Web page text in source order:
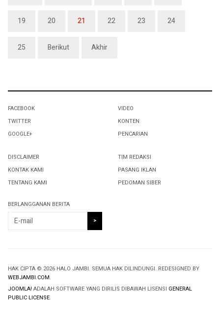
19 20 21 22 23 24
25 Berikut Akhir
FACEBOOK
TWITTER
GOOGLE+
VIDEO
KONTEN
PENCARIAN
DISCLAIMER
KONTAK KAMI
TENTANG KAMI
TIM REDAKSI
PASANG IKLAN
PEDOMAN SIBER
BERLANGGANAN BERITA
HAK CIPTA © 2026 HALO JAMBI. SEMUA HAK DILINDUNGI. REDESIGNED BY
WEBJAMBI.COM.
JOOMLA! ADALAH SOFTWARE YANG DIRILIS DIBAWAH LISENSI GENERAL
PUBLIC LICENSE.